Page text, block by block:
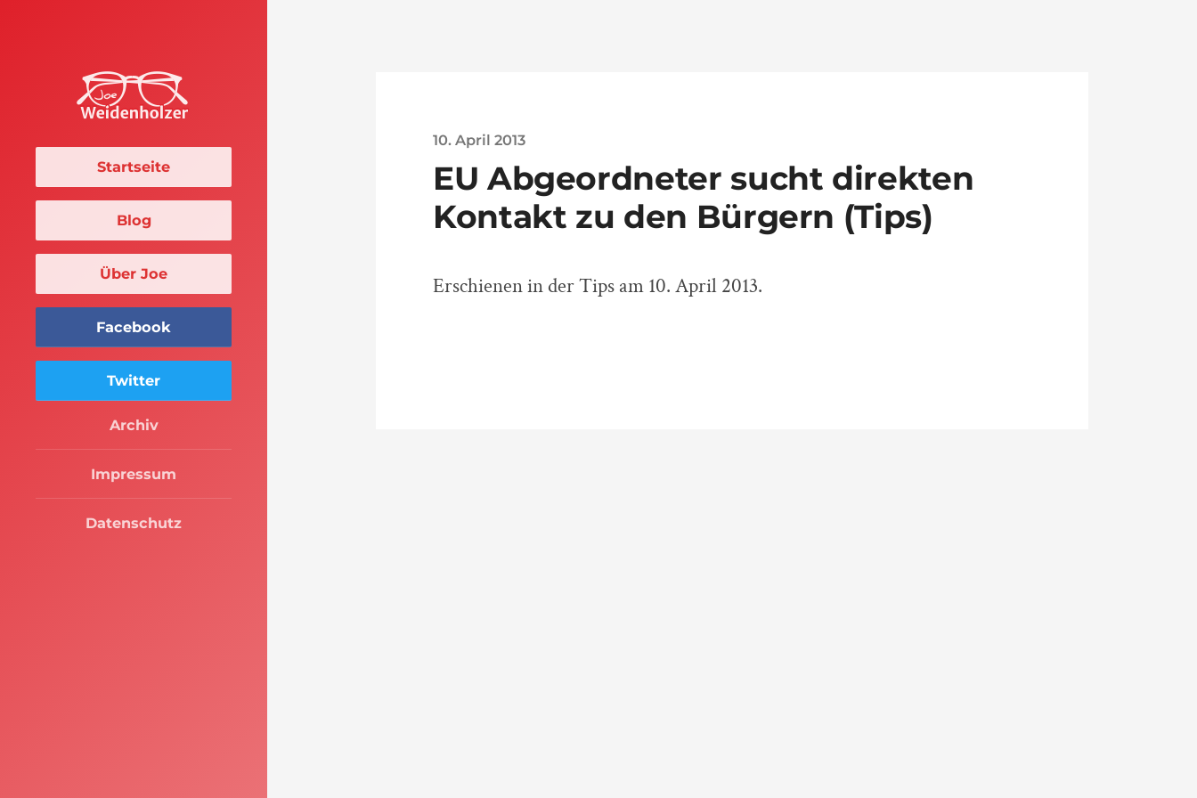
Startseite
Blog
Über Joe
Facebook
Twitter
Archiv
Impressum
Datenschutz
10. April 2013
EU Abgeordneter sucht direkten
Kontakt zu den Bürgern (Tips)
Erschienen in der Tips am 10. April 2013.